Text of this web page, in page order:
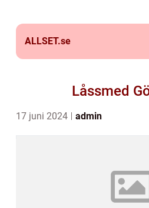
ALLSET.se
Låssmed
17 juni 2024 admin